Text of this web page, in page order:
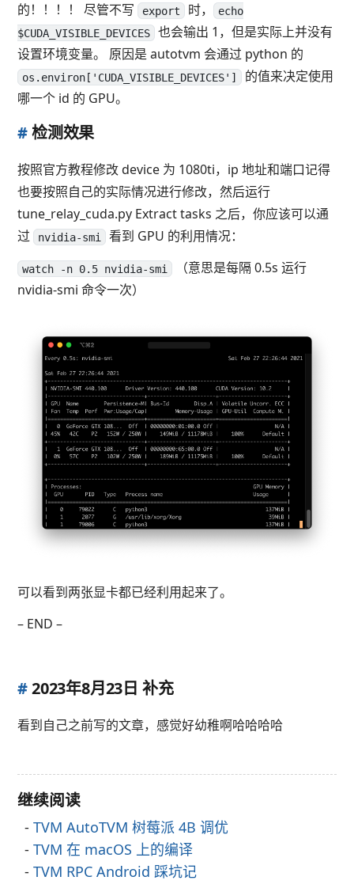
的！！！！ 尽管不写 export 时，
echo
$CUDA_VISIBLE_DEVICES
也会输出 1，但是实际上并没有
设置环境变量。 原因是 autotvm 会通过 python 的
os.environ['CUDA_VISIBLE_DEVICES']
的值来决定使用
哪一个 id 的 GPU。
#检测效果
按照官方教程修改 device 为 1080ti，ip 地址和端口记得
也要按照自己的实际情况进行修改，然后运行
tune_relay_cuda.py Extract tasks 之后，你应该可以通
过 nvidia-smi 看到 GPU 的利用情况：
watch -n 0.5 nvidia-smi
（意思是每隔 0.5s 运行
nvidia-smi 命令一次）
可以看到两张显卡都已经利用起来了。
– END –
#2023年8月23日 补充
看到自己之前写的文章，感觉好幼稚啊哈哈哈哈
继续阅读
TVM AutoTVM 树莓派 4B 调优
TVM 在 macOS 上的编译
TVM RPC Android 踩坑记